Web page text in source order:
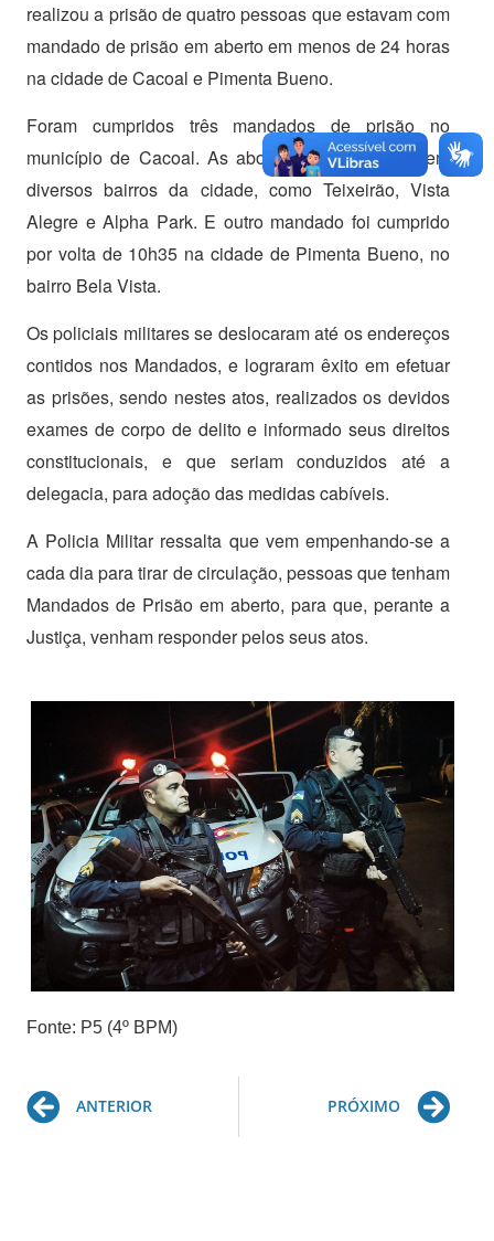
realizou a prisão de quatro pessoas que estavam com
mandado de prisão em aberto em menos de 24 horas
na cidade de Cacoal e Pimenta Bueno.
Foram cumpridos três mandados de prisão no
município de Cacoal. As abordagens ocorreram em
diversos bairros da cidade, como Teixeirão, Vista
Alegre e Alpha Park. E outro mandado foi cumprido
por volta de 10h35 na cidade de Pimenta Bueno, no
bairro Bela Vista.
Os policiais militares se deslocaram até os endereços
contidos nos Mandados, e lograram êxito em efetuar
as prisões, sendo nestes atos, realizados os devidos
exames de corpo de delito e informado seus direitos
constitucionais, e que seriam conduzidos até a
delegacia, para adoção das medidas cabíveis.
A Policia Militar ressalta que vem empenhando-se a
cada dia para tirar de circulação, pessoas que tenham
Mandados de Prisão em aberto, para que, perante a
Justiça, venham responder pelos seus atos.
Fonte: P5 (4º BPM)
Prev
ANTERIOR PRÓXIMO